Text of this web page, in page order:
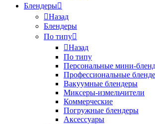
Блендеры
Назад
Блендеры
По типу
Назад
По типу
Персональные мини-
Профессиональные
Вакуумные блендеры
Миксеры-измельчители
Коммерческие
Погружные блендеры
Аксессуары